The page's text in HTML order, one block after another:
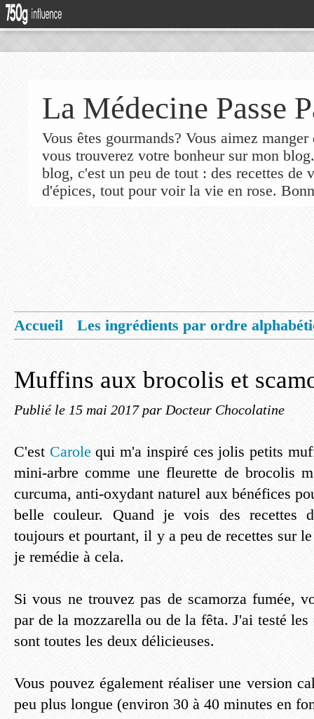
La Médecine Passe
Vous êtes gourmands? Vous aimez
vous trouverez votre bonheur sur mon
blog, c'est un peu de tout : des recettes de
d'épices, tout pour voir la vie en rose.
Accueil
Les ingrédients par ordre
Muffins aux brocolis et
Publié le 15 mai 2017 par Docteur Chocolatine
C'est Carolequi m'a inspiré ces jolis petits
mini-arbre comme une fleurette de brocolis
curcuma, anti-oxydant naturel aux bénéfices
belle couleur. Quand je vois des recettes
toujours et pourtant, il y a peu de recettes sur
je remédie à cela.
Si vous ne trouvez pas de scamorza fumée,
par de la mozzarella ou de la fêta. J'ai testé
sont toutes les deux délicieuses.
Vous pouvez également réaliser une version
peu plus longue (environ 30 à 40 minutes en